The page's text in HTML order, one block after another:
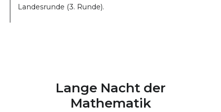
Landesrunde (3. Runde).
Lange Nacht der
Mathematik